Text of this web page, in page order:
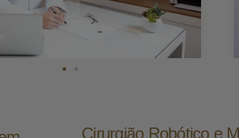
Cirurgião Robótico e